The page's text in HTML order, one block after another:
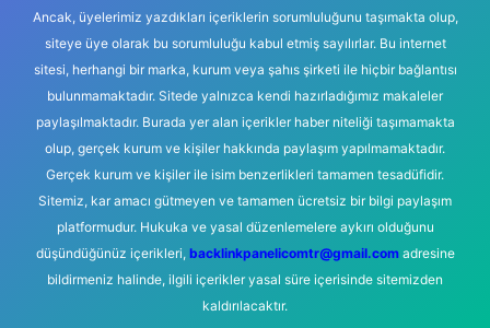
Ancak, üyelerimiz yazdıkları içeriklerin sorumluluğunu taşımakta olup,
siteye üye olarak bu sorumluluğu kabul etmiş sayılırlar. Bu internet
sitesi, herhangi bir marka, kurum veya şahıs şirketi ile hiçbir bağlantısı
bulunmamaktadır. Sitede yalnızca kendi hazırladığımız makaleler
paylaşılmaktadır. Burada yer alan içerikler haber niteliği taşımamakta
olup, gerçek kurum ve kişiler hakkında paylaşım yapılmamaktadır.
Gerçek kurum ve kişiler ile isim benzerlikleri tamamen tesadüfidir.
Sitemiz, kar amacı gütmeyen ve tamamen ücretsiz bir bilgi paylaşım
platformudur. Hukuka ve yasal düzenlemelere aykırı olduğunu
düşündüğünüz içerikleri, backlinkpanelicomtr@gmail.comadresine
bildirmeniz halinde, ilgili içerikler yasal süre içerisinde sitemizden
kaldırılacaktır.